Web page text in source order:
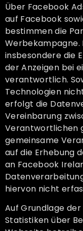
Über Facebook
auf Facebook
bestimmen die
Werbekampagne.
insbesondere die
der Anzeigen bei
verantwortlich.
Technologien
erfolgt die
Vereinbarung
Verantwortlichen
gemeinsame
auf die Erhebung
an Facebook
hiervon nicht
Auf Grundlage
Statistiken über